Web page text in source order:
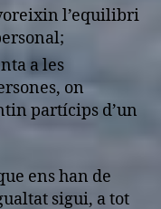
l’equilibri
a les
on
partícips d’un
ens han de
sigui, a tot